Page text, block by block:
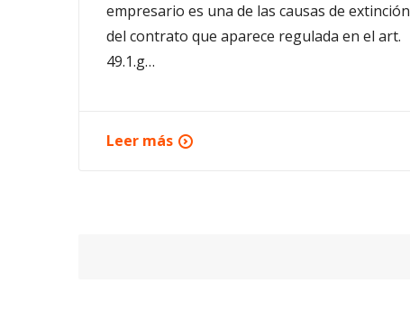
empresario es una de las causas de extinción
del contrato que aparece regulada en el art.
49.1.g…
Leer más